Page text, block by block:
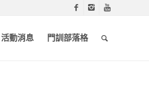
活動消息 門訓部落格